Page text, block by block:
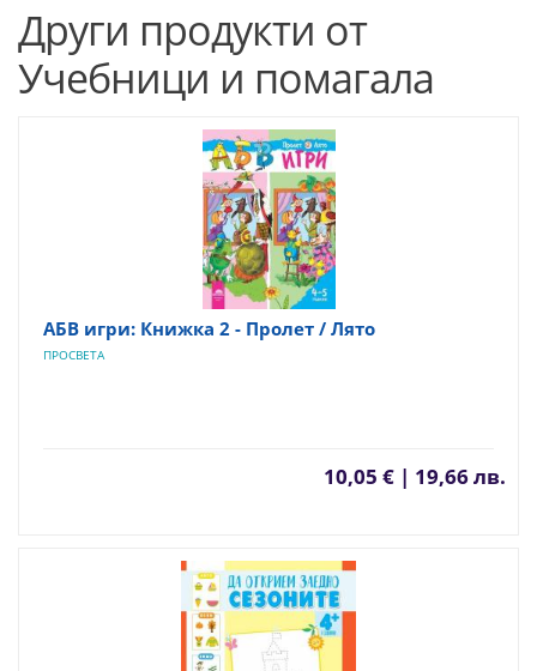
Други продукти от
Учебници и помагала
АБВ игри: Книжка 2 - Пролет / Лято
ПРОСВЕТА
10,05 € | 19,66 лв.